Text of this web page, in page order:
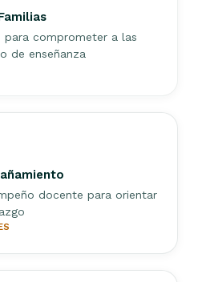
para comprometer a las
de enseñanza
docente para orientar